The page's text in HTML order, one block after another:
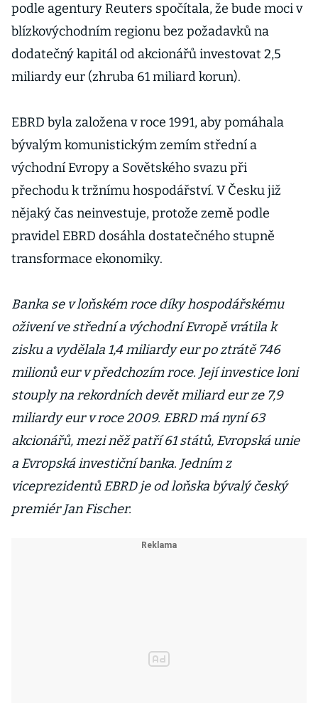
podle agentury Reuters spočítala, že bude moci v
blízkovýchodním regionu bez požadavků na
dodatečný kapitál od akcionářů investovat 2,5
miliardy eur (zhruba 61 miliard korun).
EBRD byla založena v roce 1991, aby pomáhala
bývalým komunistickým zemím střední a
východní Evropy a Sovětského svazu při
přechodu k tržnímu hospodářství. V Česku již
nějaký čas neinvestuje, protože země podle
pravidel EBRD dosáhla dostatečného stupně
transformace ekonomiky.
Banka se v loňském roce díky hospodářskému
oživení ve střední a východní Evropě vrátila k
zisku a vydělala 1,4 miliardy eur po ztrátě 746
milionů eur v předchozím roce. Její investice loni
stouply na rekordních devět miliard eur ze 7,9
miliardy eur v roce 2009. EBRD má nyní 63
akcionářů, mezi něž patří 61 států, Evropská unie
a Evropská investiční banka. Jedním z
viceprezidentů EBRD je od loňska bývalý český
premiér Jan Fischer.